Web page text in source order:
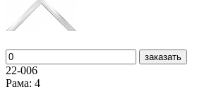
заказать
22-006
Рама: 4